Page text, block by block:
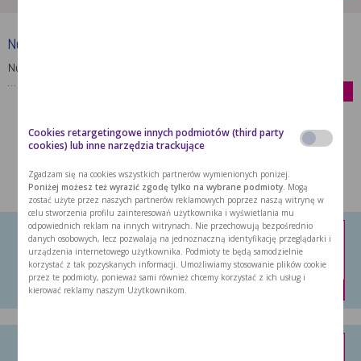
Nutridrink Skin Repair (dawniej …
Nutridrink Skin Repair to produkt wysokoenergetyczny,
MOŻE CIĘ ZAINTERESOWAĆ:
Nutridrink Protein Omega 3
Nutridrink Protein Omega 3 to doustny …
Cookies retargetingowe innych podmiotów (third party
cookies) lub inne narzędzia trackujące
Zgadzam się na cookies wszystkich partnerów wymienionych poniżej.
Poniżej możesz też wyrazić zgodę tylko na wybrane podmioty. Mogą
zostać użyte przez naszych partnerów reklamowych poprzez naszą witrynę w
celu stworzenia profilu zainteresowań użytkownika i wyświetlania mu
odpowiednich reklam na innych witrynach. Nie przechowują bezpośrednio
danych osobowych, lecz pozwalają na jednoznaczną identyfikację przeglądarki i
urządzenia internetowego użytkownika. Podmioty te będą samodzielnie
korzystać z tak pozyskanych informacji. Umożliwiamy stosowanie plików cookie
przez te podmioty, ponieważ sami również chcemy korzystać z ich usług i
kierować reklamy naszym Użytkownikom.